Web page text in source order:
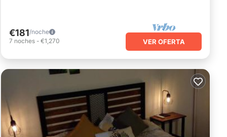
€181/noche
7 noches - €1,270 VER OFERTA